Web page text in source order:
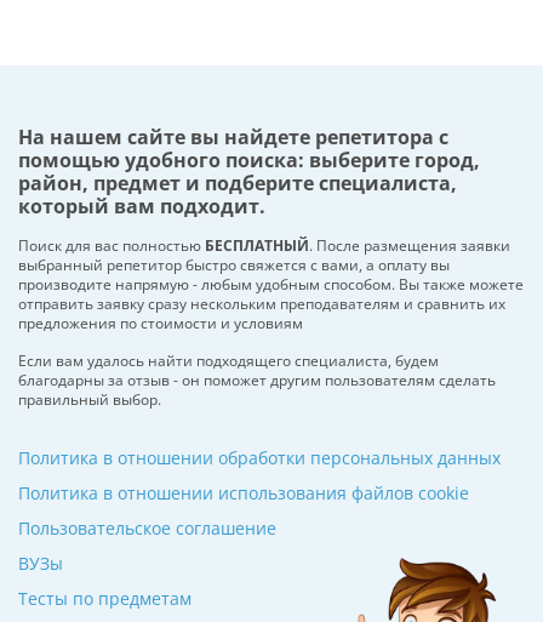
На нашем сайте вы найдете репетитора с
помощью удобного поиска: выберите город,
район, предмет и подберите специалиста,
который вам подходит.
Поиск для вас полностью БЕСПЛАТНЫЙ. После размещения заявки
выбранный репетитор быстро свяжется с вами, а оплату вы
производите напрямую - любым удобным способом. Вы также можете
отправить заявку сразу нескольким преподавателям и сравнить их
предложения по стоимости и условиям
Если вам удалось найти подходящего специалиста, будем
благодарны за отзыв - он поможет другим пользователям сделать
правильный выбор.
ВУЗы
Тесты по предметам
Политика в отношении обработки персональных данных
Политика в отношении использования файлов cookie
Пользовательское соглашение